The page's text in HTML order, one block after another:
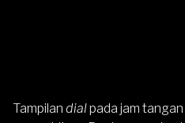
Tampilan dialpada jam